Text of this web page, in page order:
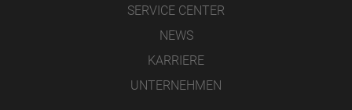
SERVICE CENTER
NEWS
KARRIERE
UNTERNEHMEN